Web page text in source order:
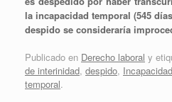
la incapacidad temporal (545
despido se consideraría
Publicado en Derecho laboral y
de interinidad, despido,
temporal.